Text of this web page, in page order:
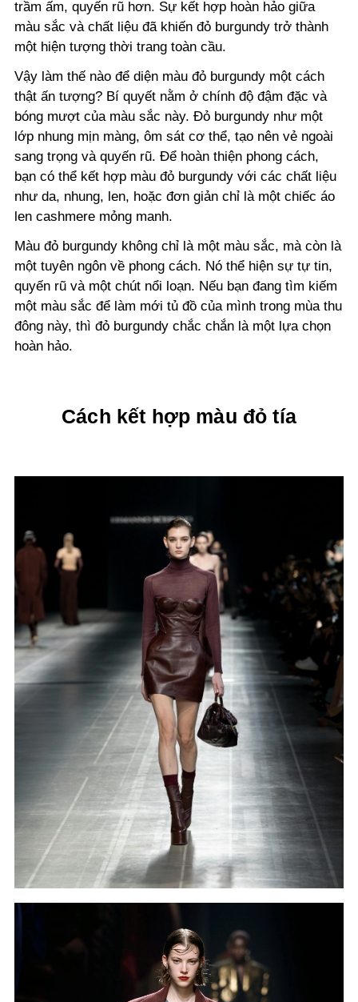
trầm ấm, quyến rũ hơn. Sự kết hợp hoàn hảo giữa
màu sắc và chất liệu đã khiến đỏ burgundy trở thành
một hiện tượng thời trang toàn cầu.
Vậy làm thế nào để diện màu đỏ burgundy một cách
thật ấn tượng? Bí quyết nằm ở chính độ đậm đặc và
bóng mượt của màu sắc này. Đỏ burgundy như một
lớp nhung mịn màng, ôm sát cơ thể, tạo nên vẻ ngoài
sang trọng và quyến rũ. Để hoàn thiện phong cách,
bạn có thể kết hợp màu đỏ burgundy với các chất liệu
như da, nhung, len, hoặc đơn giản chỉ là một chiếc áo
len cashmere mỏng manh.
Màu đỏ burgundy không chỉ là một màu sắc, mà còn là
một tuyên ngôn về phong cách. Nó thể hiện sự tự tin,
quyến rũ và một chút nổi loạn. Nếu bạn đang tìm kiếm
một màu sắc để làm mới tủ đồ của mình trong mùa thu
đông này, thì đỏ burgundy chắc chắn là một lựa chọn
hoàn hảo.
Cách kết hợp màu đỏ tía